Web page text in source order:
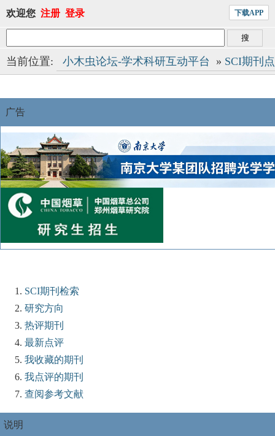
欢迎您 注册 登录 下载APP
当前位置: 小木虫论坛-学术科研互动平台 » SCI期刊
广告
SCI期刊检索
研究方向
热评期刊
最新点评
我收藏的期刊
我点评的期刊
查阅参考文献
说明